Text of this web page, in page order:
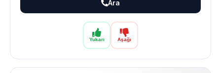
Yukarı Aşağı
Ara